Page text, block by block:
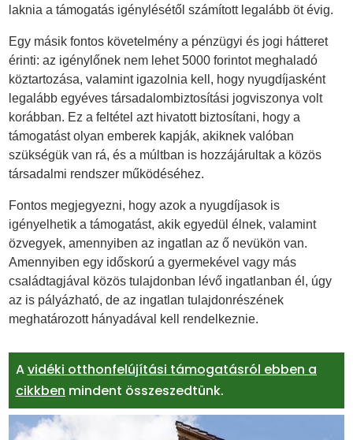
laknia a támogatás igénylésétől számított legalább öt évig.
Egy másik fontos követelmény a pénzügyi és jogi hátteret
érinti: az igénylőnek nem lehet 5000 forintot meghaladó
köztartozása, valamint igazolnia kell, hogy nyugdíjasként
legalább egyéves társadalombiztosítási jogviszonya volt
korábban. Ez a feltétel azt hivatott biztosítani, hogy a
támogatást olyan emberek kapják, akiknek valóban
szükségük van rá, és a múltban is hozzájárultak a közös
társadalmi rendszer működéséhez.
Fontos megjegyezni, hogy azok a nyugdíjasok is
igényelhetik a támogatást, akik egyedül élnek, valamint
özvegyek, amennyiben az ingatlan az ő nevükön van.
Amennyiben egy időskorú a gyermekével vagy más
családtagjával közös tulajdonban lévő ingatlanban él, úgy
az is pályázható, de az ingatlan tulajdonrészének
meghatározott hányadával kell rendelkeznie.
Avidéki otthonfelújítási támogatásról ebben a
cikkben mindent összeszedtünk.